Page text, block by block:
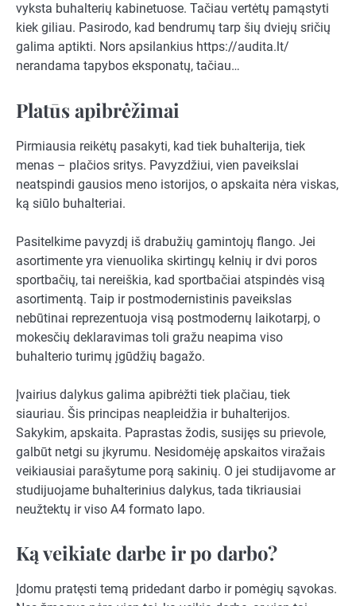
vyksta buhalterių kabinetuose. Tačiau vertėtų pamąstyti
kiek giliau. Pasirodo, kad bendrumų tarp šių dviejų sričių
galima aptikti. Nors apsilankius https://audita.lt/
nerandama tapybos eksponatų, tačiau…
Platūs apibrėžimai
Pirmiausia reikėtų pasakyti, kad tiek buhalterija, tiek
menas – plačios sritys. Pavyzdžiui, vien paveikslai
neatspindi gausios meno istorijos, o apskaita nėra viskas,
ką siūlo buhalteriai.
Pasitelkime pavyzdį iš drabužių gamintojų flango. Jei
asortimente yra vienuolika skirtingų kelnių ir dvi poros
sportbačių, tai nereiškia, kad sportbačiai atspindės visą
asortimentą. Taip ir postmodernistinis paveikslas
nebūtinai reprezentuoja visą postmodernų laikotarpį, o
mokesčių deklaravimas toli gražu neapima viso
buhalterio turimų įgūdžių bagažo.
Įvairius dalykus galima apibrėžti tiek plačiau, tiek
siauriau. Šis principas neapleidžia ir buhalterijos.
Sakykim, apskaita. Paprastas žodis, susijęs su prievole,
galbūt netgi su įkyrumu. Nesidomėję apskaitos viražais
veikiausiai parašytume porą sakinių. O jei studijavome ar
studijuojame buhalterinius dalykus, tada tikriausiai
neužtektų ir viso A4 formato lapo.
Ką veikiate darbe ir po darbo?
Įdomu pratęsti temą pridedant darbo ir pomėgių sąvokas.